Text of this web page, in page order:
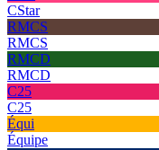
CStar
RMCS
RMCS
RMCD
RMCD
C25
C25
Équi
Équipe